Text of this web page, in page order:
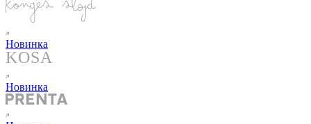
Новинка
Новинка